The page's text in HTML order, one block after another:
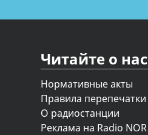
Читайте о нас
Нормативные акты
Правила перепечатки
О радиостанции
Реклама на Radio NOR